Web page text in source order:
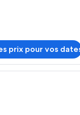
prix pour vos